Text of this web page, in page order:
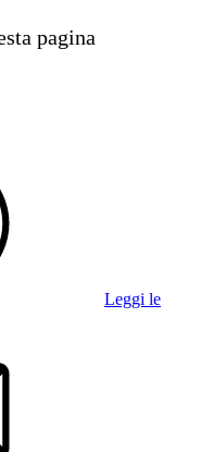
pagina
Leggi le